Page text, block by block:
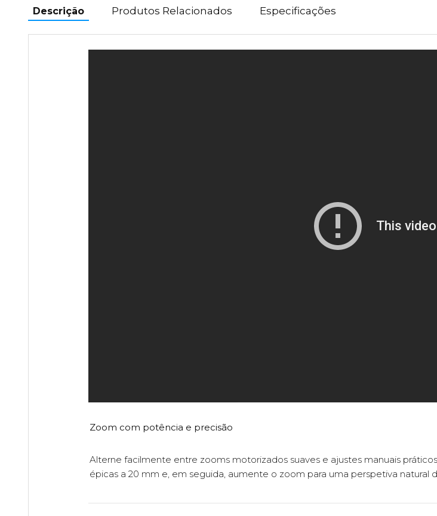
Descrição Produtos Relacionados Especificações
Zoom com potência e precisão
Alterne facilmente entre zooms motorizados suaves e ajustes manuais
épicas a 20 mm e, em seguida, aumente o zoom para uma perspetiva natural